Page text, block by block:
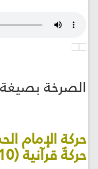
الصرخة بصيغة mp3:
حركة الإمام
حركةٌ قرآنية (10 دقائق)